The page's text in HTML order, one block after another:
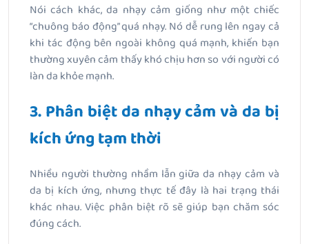
Nói cách khác, da nhạy cảm giống như một chiếc
“chuông báo động” quá nhạy. Nó dễ rung lên ngay cả
khi tác động bên ngoài không quá mạnh, khiến bạn
thường xuyên cảm thấy khó chịu hơn so với người có
làn da khỏe mạnh.
3. Phân biệt da nhạy cảm và da bị
kích ứng tạm thời
Nhiều người thường nhầm lẫn giữa da nhạy cảm và
da bị kích ứng, nhưng thực tế đây là hai trạng thái
khác nhau. Việc phân biệt rõ sẽ giúp bạn chăm sóc
đúng cách.